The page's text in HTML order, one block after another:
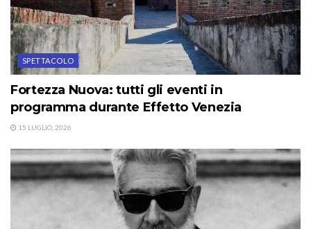
SPETTACOLO
Fortezza Nuova: tutti gli eventi in
programma durante Effetto Venezia
15 LUGLIO, 2026